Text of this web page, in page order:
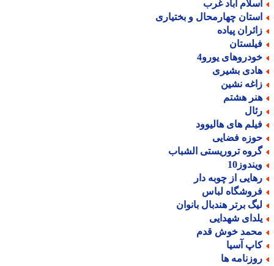
آباد غرب
چهارمحال و بختیاری
پیاده
یورو4
بشیری
نشین
هشتم
های هالیوود
فضایی
تروریستی الشباب
از چوبه دار
لباس
برتر هندبال بانوان
شهدایی
خوش قدم
آسیا
ها